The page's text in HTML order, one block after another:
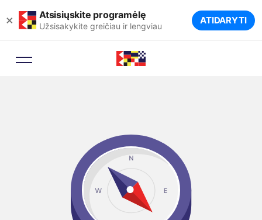
× Atsisiųskite programėlę
Užsisakykite greičiau ir lengviau ATIDARYTI